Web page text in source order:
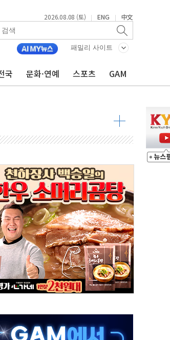
2026.08.08 (토) | ENG | 中文
패밀리 사이트
국 문화·연예 스포츠 GAM
600 지수는 나흘 연속 최고치
체 억지력 강화
드데스크·웬디스↓
력"